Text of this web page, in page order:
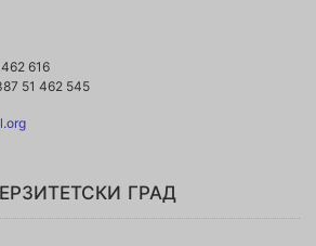
616
51 462 545
град